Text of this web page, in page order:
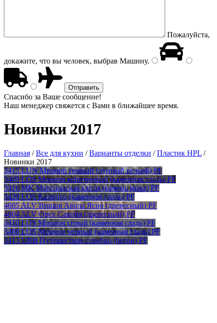
Пожалуйста,
докажите, что вы человек, выбрав Машину.
Спасибо за Ваше сообщение!
Наш менеджер свяжется с Вами в ближайшее время.
Новинки 2017
Главная /Все для кухни /Варианты отделки /Пластик HPL /
Новинки 2017
3415 LUN Мрамор темный (лунный рельеф) PF
3409 LOS Морион коричневый (каменная гладь) PF
3416 MK Марсианская капля (камень мика) PF
3420 LOS Калипсо (каменная гладь) PF
4605 ALV Вишня Авола Ясно (древесный) PF
4604 ALV Орех Савойя (древесный) PF
3410 LOS Морион серый (каменная гладь) PF
3408 LOS Морион черный (каменная гладь) PF
3413 URB Путешествие серебро (бетон) PF